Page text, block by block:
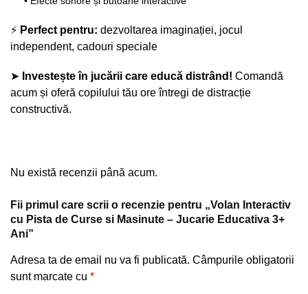
⚡ Perfect pentru: dezvoltarea imaginației, jocul
independent, cadouri speciale
➤ Investește în jucării care educă distrând! Comandă
acum și oferă copilului tău ore întregi de distracție
constructivă.
Nu există recenzii până acum.
Fii primul care scrii o recenzie pentru „Volan Interactiv
cu Pista de Curse si Masinute – Jucarie Educativa 3+
Ani”
Adresa ta de email nu va fi publicată. Câmpurile obligatorii
sunt marcate cu *